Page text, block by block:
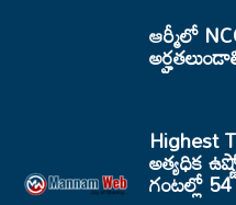
ఆర్మీలో
Highest
అత్యధిక
గంటల్లో